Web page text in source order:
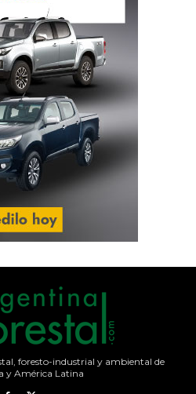
foresto-industrial y ambiental de
y América Latina